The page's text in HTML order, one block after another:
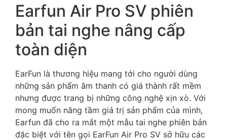
Earfun Air Pro SV phiên
bản tai nghe nâng cấp
toàn diện
EarFun là thương hiệu mang tới cho người dùng
những sản phẩm âm thanh có giá thành rất mềm
nhưng được trang bị những công nghệ xịn xò. Với
mong muốn nâng tầm giá trị sản phẩm của mình,
Earfun đã cho ra mắt một mẫu tai nghe phiên bản
đặc biệt với tên gọi EarFun Air Pro SV sở hữu các